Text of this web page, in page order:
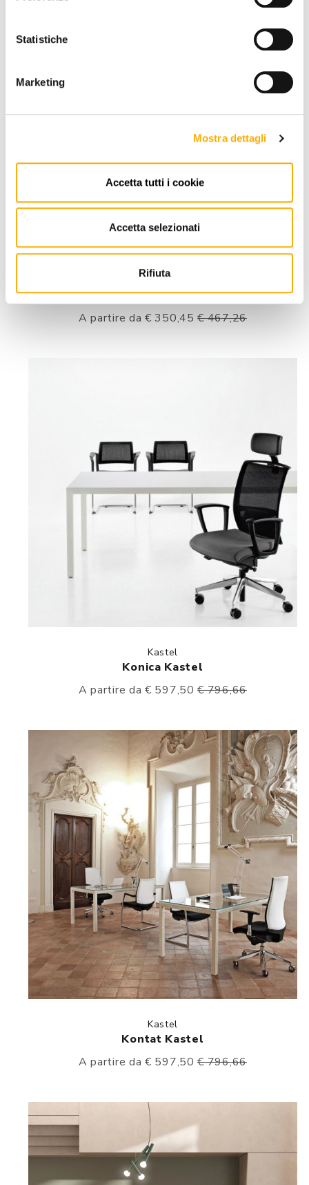
Statistiche
Marketing
Mostra dettagli
Accetta tutti i cookie
Accetta selezionati
Rifiuta
Kastel
Konfort Kastel
A partire da € 350,45€ 467,26
Kastel
Konica Kastel
A partire da € 597,50€ 796,66
Kastel
Kontat Kastel
A partire da € 597,50€ 796,66